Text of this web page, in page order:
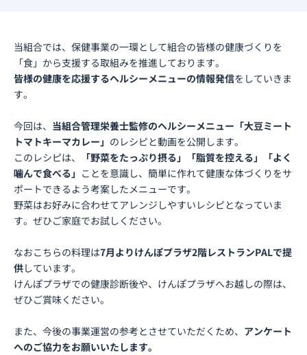
当組合では、保健事業の一環として組合の皆様の健康づくりを
「食」から支援する取組みを推進しております。
皆様の健康を応援するヘルシーメニューの情報発信をしていきま
す。
今回は、 当組合管理栄養士監修のヘルシーメニュー「大豆ミート
トマトキーマカレー」 のレシピと動画を公開します。
このレシピは、
「野菜をたっぷり摂る」「脂質を控える」「よく
噛んで食べる」 ことを意識し、簡単に作れて健康な体づくりをサ
ポートできるよう考案したメニューです。
野菜はお好みに合わせてアレンジしやすいレシピとなっていま
す。ぜひご家庭でお試しください。
なおこちらの料理は7月よりけんぽプラザ2階レストランPALで提
供しています。
けんぽプラザでの健康診断後や、けんぽプラザへお越しの際は、
ぜひご賞味ください。
また、今後の事業運営の参考とさせていただくため、 アンケート
へのご協力をお願いいたします。